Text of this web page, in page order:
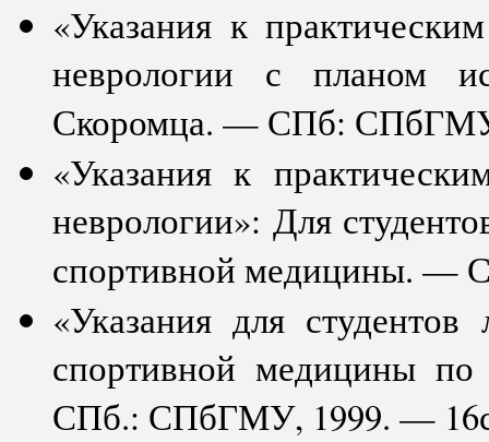
«Указания к
неврологии с планом
Скоромца. — СПб:
«Указания к
неврологии»: Для
спортивной медицины. —
«Указания для студентов
спортивной медицины
СПб.: СПбГМУ, 1999. —